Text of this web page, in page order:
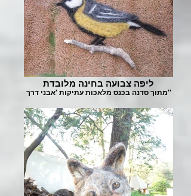
ליפה צבועה בחינה מלובדת
מתוך סדנה בכנס מלאכות עתיקות 'אבני דרך''